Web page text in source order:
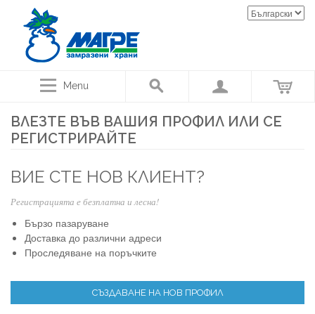
Menu
ВЛЕЗТЕ ВЪВ ВАШИЯ ПРОФИЛ ИЛИ СЕ
РЕГИСТРИРАЙТЕ
ВИЕ СТЕ НОВ КЛИЕНТ?
Регистрацията е безплатна и лесна!
Бързо пазаруване
Доставка до различни адреси
Проследяване на поръчките
СЪЗДАВАНЕ НА НОВ ПРОФИЛ